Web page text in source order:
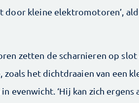
door kleine ­elektromotoren’,
zetten de scharnieren op
zoals het dichtdraaien van een
evenwicht. ‘Hij kan zich